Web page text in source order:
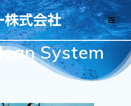
コ
ン
テ
ン
ツ
へ
System